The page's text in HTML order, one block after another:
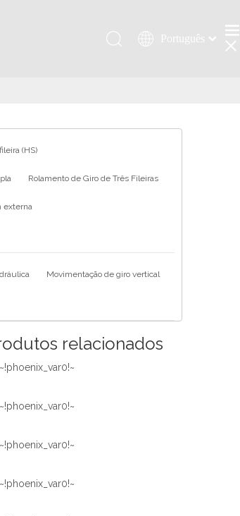
Português
Italiano
(HS)
Rolamento de Giro de Três Fileiras
externa
Movimentação de giro vertical
relacionados
~!phoenix_var0!~
~!phoenix_var0!~
~!phoenix_var0!~
~!phoenix_var0!~